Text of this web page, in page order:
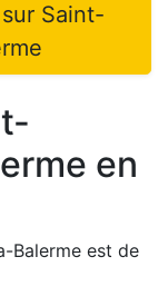
Saint-
en
Balerme est de